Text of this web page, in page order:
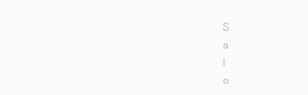
S
a
l
e